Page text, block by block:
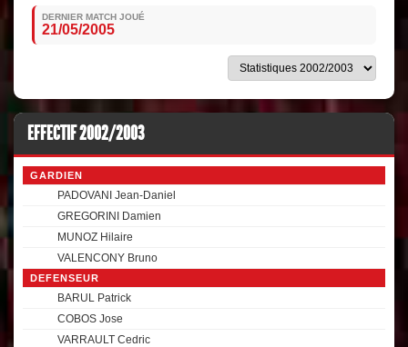
DERNIER MATCH JOUÉ
21/05/2005
EFFECTIF 2002/2003
GARDIEN
PADOVANI Jean-Daniel
GREGORINI Damien
MUNOZ Hilaire
VALENCONY Bruno
DEFENSEUR
BARUL Patrick
COBOS Jose
VARRAULT Cedric